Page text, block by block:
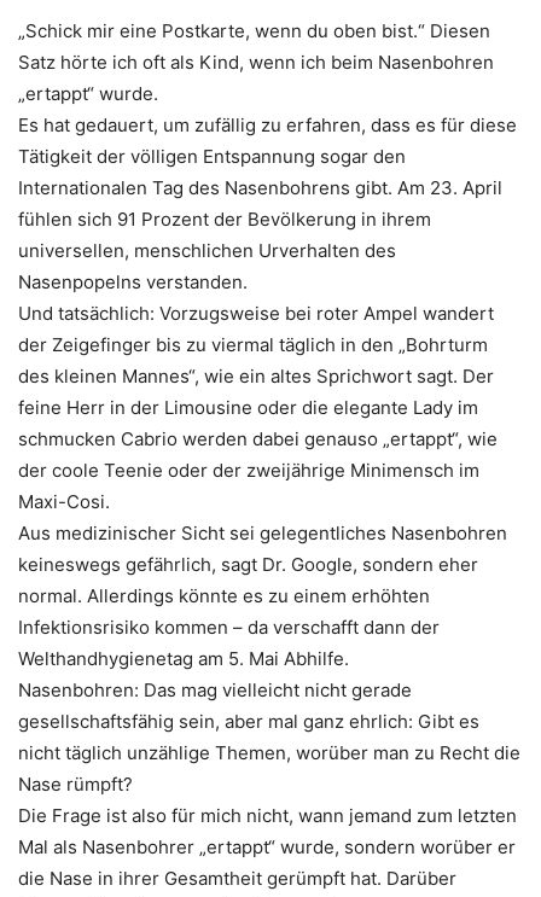
„Schick mir eine Postkarte, wenn du oben bist.“ Diesen
Satz hörte ich oft als Kind, wenn ich beim Nasenbohren
„ertappt“ wurde.
Es hat gedauert, um zufällig zu erfahren, dass es für diese
Tätigkeit der völligen Entspannung sogar den
Internationalen Tag des Nasenbohrens gibt. Am 23. April
fühlen sich 91 Prozent der Bevölkerung in ihrem
universellen, menschlichen Urverhalten des
Nasenpopelns verstanden.
Und tatsächlich: Vorzugsweise bei roter Ampel wandert
der Zeigefinger bis zu viermal täglich in den „Bohrturm
des kleinen Mannes“, wie ein altes Sprichwort sagt. Der
feine Herr in der Limousine oder die elegante Lady im
schmucken Cabrio werden dabei genauso „ertappt“, wie
der coole Teenie oder der zweijährige Minimensch im
Maxi-Cosi.
Aus medizinischer Sicht sei gelegentliches Nasenbohren
keineswegs gefährlich, sagt Dr. Google, sondern eher
normal. Allerdings könnte es zu einem erhöhten
Infektionsrisiko kommen – da verschafft dann der
Welthandhygienetag am 5. Mai Abhilfe.
Nasenbohren: Das mag vielleicht nicht gerade
gesellschaftsfähig sein, aber mal ganz ehrlich: Gibt es
nicht täglich unzählige Themen, worüber man zu Recht die
Nase rümpft?
Die Frage ist also für mich nicht, wann jemand zum letzten
Mal als Nasenbohrer „ertappt“ wurde, sondern worüber er
die Nase in ihrer Gesamtheit gerümpft hat. Darüber